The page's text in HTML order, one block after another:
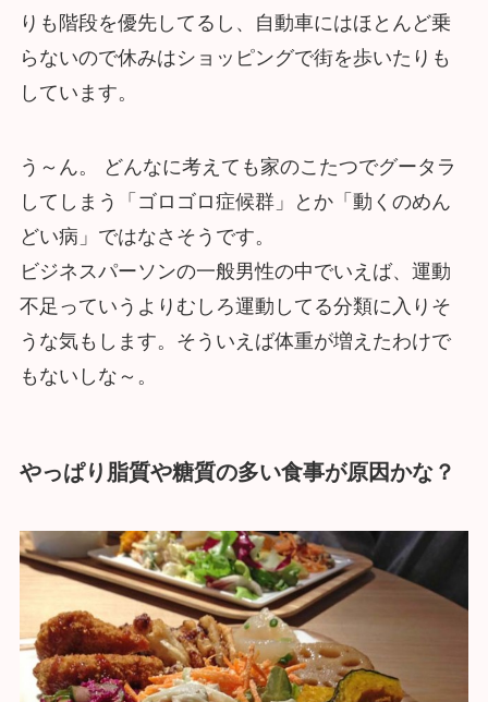
りも階段を優先してるし、自動車にはほとんど乗
らないので休みはショッピングで街を歩いたりも
しています。
う～ん。 どんなに考えても家のこたつでグータラ
してしまう「ゴロゴロ症候群」とか「動くのめん
どい病」ではなさそうです。
ビジネスパーソンの一般男性の中でいえば、運動
不足っていうよりむしろ運動してる分類に入りそ
うな気もします。そういえば体重が増えたわけで
もないしな～。
やっぱり脂質や糖質の多い食事が原因かな？